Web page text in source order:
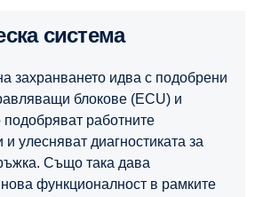
система
захранването идва с подобрени
блокове (ECU) и
работните
и улесняват диагностиката за
Също така дава
функционалност в рамките